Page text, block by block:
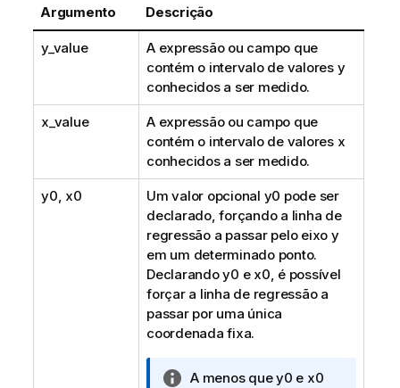
Argumento Descrição
y_value
A expressão ou campo que
contém o intervalo de valores y
conhecidos a ser medido.
x_value
A expressão ou campo que
contém o intervalo de valores x
conhecidos a ser medido.
y0, x0 Um valor opcional y0 pode ser
declarado, forçando a linha de
regressão a passar pelo eixo y
em um determinado ponto.
Declarandoy0 e x0, é possível
forçar a linha de regressão a
passar por uma única
coordenada fixa.
N
A menos quey0 e x0